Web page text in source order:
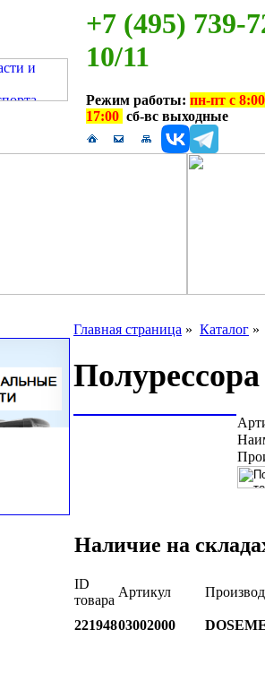
+7 (495) 739-
10/11
Режим работы: пн-пт с
17:00 сб-вс выходные
Главная страница » Каталог
Наличие на
ID
товара
Артикул
22194803002000